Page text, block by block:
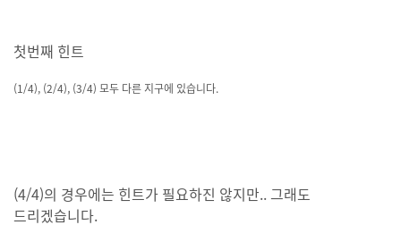
첫번째 힌트
(1/4), (2/4), (3/4) 모두 다른 지구에 있습니다.
(4/4)의 경우에는 힌트가 필요하진 않지만.. 그래도
드리겠습니다.